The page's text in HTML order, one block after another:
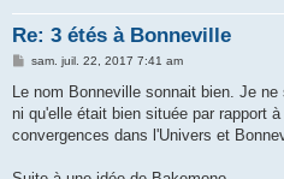
Re: 3 étés à Bonneville
M
s
a
g
sam. juil. 22, 2017 7:41 am
Le nom Bonneville sonnait bien. Je
ni qu'elle était bien située par rapport
convergences dans l'Univers et